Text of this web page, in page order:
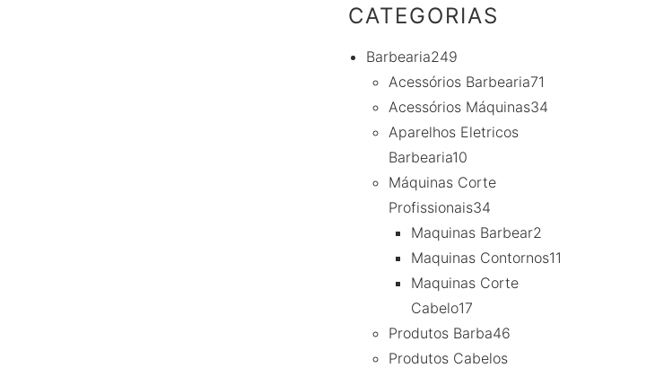
CATEGORIAS
Barbearia249
Acessórios Barbearia71
Acessórios Máquinas34
Aparelhos Eletricos
Barbearia10
Máquinas Corte
Profissionais34
Maquinas Barbear2
Maquinas Contornos11
Maquinas Corte
Cabelo17
Produtos Barba46
Produtos Cabelos